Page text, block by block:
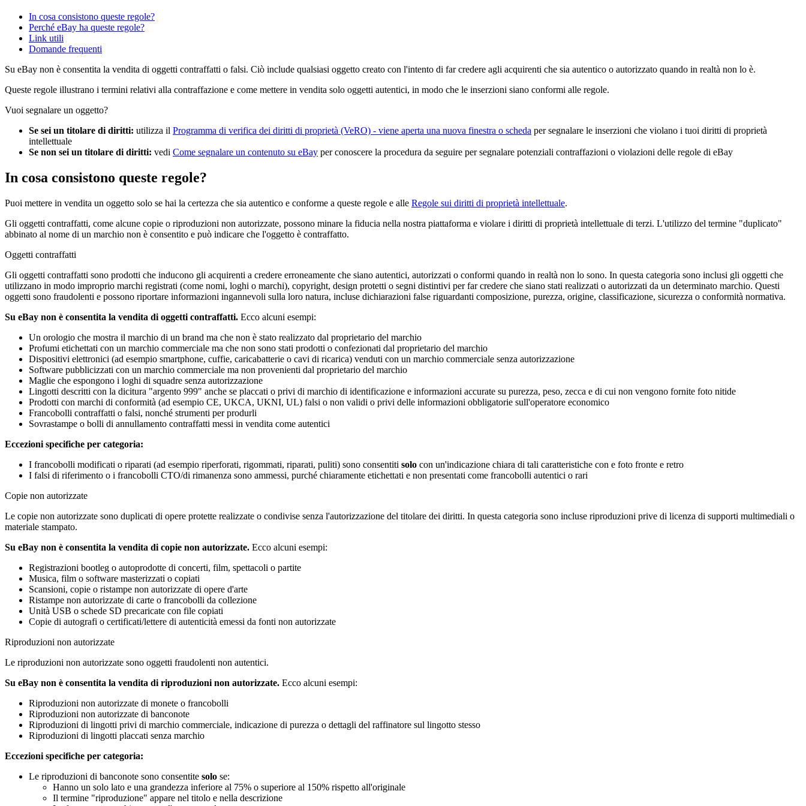
In cosa consistono queste regole?
Perché eBay ha queste regole?
Link utili
Domande frequenti
Su eBay non è consentita la vendita di oggetti contraffatti o falsi. Ciò include qualsiasi oggetto creato con l'intento di far credere agli acquirenti che sia autentico o autorizzato quando in realtà non lo è.
Queste regole illustrano i termini relativi alla contraffazione e come mettere in vendita solo oggetti autentici, in modo che le inserzioni siano conformi alle regole.
Vuoi segnalare un oggetto?
Se sei un titolare di diritti: utilizza il Programma di verifica dei diritti di proprietà (VeRO) - viene aperta una nuova finestra o scheda per segnalare le inserzioni che violano i tuoi diritti di proprietà
intellettuale
Se non sei un titolare di diritti: vedi Come segnalare un contenuto su eBay per conoscere la procedura da seguire per segnalare potenziali contraffazioni o violazioni delle regole di eBay
In cosa consistono queste regole?
Puoi mettere in vendita un oggetto solo se hai la certezza che sia autentico e conforme a queste regole e alle Regole sui diritti di proprietà intellettuale.
Gli oggetti contraffatti, come alcune copie o riproduzioni non autorizzate, possono minare la fiducia nella nostra piattaforma e violare i diritti di proprietà intellettuale di terzi. L'utilizzo del termine "duplicato"
abbinato al nome di un marchio non è consentito e può indicare che l'oggetto è contraffatto.
Oggetti contraffatti
Gli oggetti contraffatti sono prodotti che inducono gli acquirenti a credere erroneamente che siano autentici, autorizzati o conformi quando in realtà non lo sono. In questa categoria sono inclusi gli oggetti che
utilizzano in modo improprio marchi registrati (come nomi, loghi o marchi), copyright, design protetti o segni distintivi per far credere che siano stati realizzati o autorizzati da un determinato marchio. Questi
oggetti sono fraudolenti e possono riportare informazioni ingannevoli sulla loro natura, incluse dichiarazioni false riguardanti composizione, purezza, origine, classificazione, sicurezza o conformità normativa.
Su eBay non è consentita la vendita di oggetti contraffatti. Ecco alcuni esempi:
Un orologio che mostra il marchio di un brand ma che non è stato realizzato dal proprietario del marchio
Profumi etichettati con un marchio commerciale ma che non sono stati prodotti o confezionati dal proprietario del marchio
Dispositivi elettronici (ad esempio smartphone, cuffie, caricabatterie o cavi di ricarica) venduti con un marchio commerciale senza autorizzazione
Software pubblicizzati con un marchio commerciale ma non provenienti dal proprietario del marchio
Maglie che espongono i loghi di squadre senza autorizzazione
Lingotti descritti con la dicitura "argento 999" anche se placcati o privi di marchio di identificazione e informazioni accurate su purezza, peso, zecca e di cui non vengono fornite foto nitide
Prodotti con marchi di conformità (ad esempio CE, UKCA, UKNI, UL) falsi o non validi o privi delle informazioni obbligatorie sull'operatore economico
Francobolli contraffatti o falsi, nonché strumenti per produrli
Sovrastampe o bolli di annullamento contraffatti messi in vendita come autentici
Eccezioni specifiche per categoria:
I francobolli modificati o riparati (ad esempio riperforati, rigommati, riparati, puliti) sono consentiti solo con un'indicazione chiara di tali caratteristiche con e foto fronte e retro
I falsi di riferimento o i francobolli CTO/di rimanenza sono ammessi, purché chiaramente etichettati e non presentati come francobolli autentici o rari
Copie non autorizzate
Le copie non autorizzate sono duplicati di opere protette realizzate o condivise senza l'autorizzazione del titolare dei diritti. In questa categoria sono incluse riproduzioni prive di licenza di supporti multimediali o
materiale stampato.
Su eBay non è consentita la vendita di copie non autorizzate. Ecco alcuni esempi:
Registrazioni bootleg o autoprodotte di concerti, film, spettacoli o partite
Musica, film o software masterizzati o copiati
Scansioni, copie o ristampe non autorizzate di opere d'arte
Ristampe non autorizzate di carte o francobolli da collezione
Unità USB o schede SD precaricate con file copiati
Copie di autografi o certificati/lettere di autenticità emessi da fonti non autorizzate
Riproduzioni non autorizzate
Le riproduzioni non autorizzate sono oggetti fraudolenti non autentici.
Su eBay non è consentita la vendita di riproduzioni non autorizzate. Ecco alcuni esempi:
Riproduzioni non autorizzate di monete o francobolli
Riproduzioni non autorizzate di banconote
Riproduzioni di lingotti privi di marchio commerciale, indicazione di purezza o dettagli del raffinatore sul lingotto stesso
Riproduzioni di lingotti placcati senza marchio
Eccezioni specifiche per categoria:
Le riproduzioni di banconote sono consentite solo se:
Hanno un solo lato e una grandezza inferiore al 75% o superiore al 150% rispetto all'originale
Il termine "riproduzione" appare nel titolo e nella descrizione